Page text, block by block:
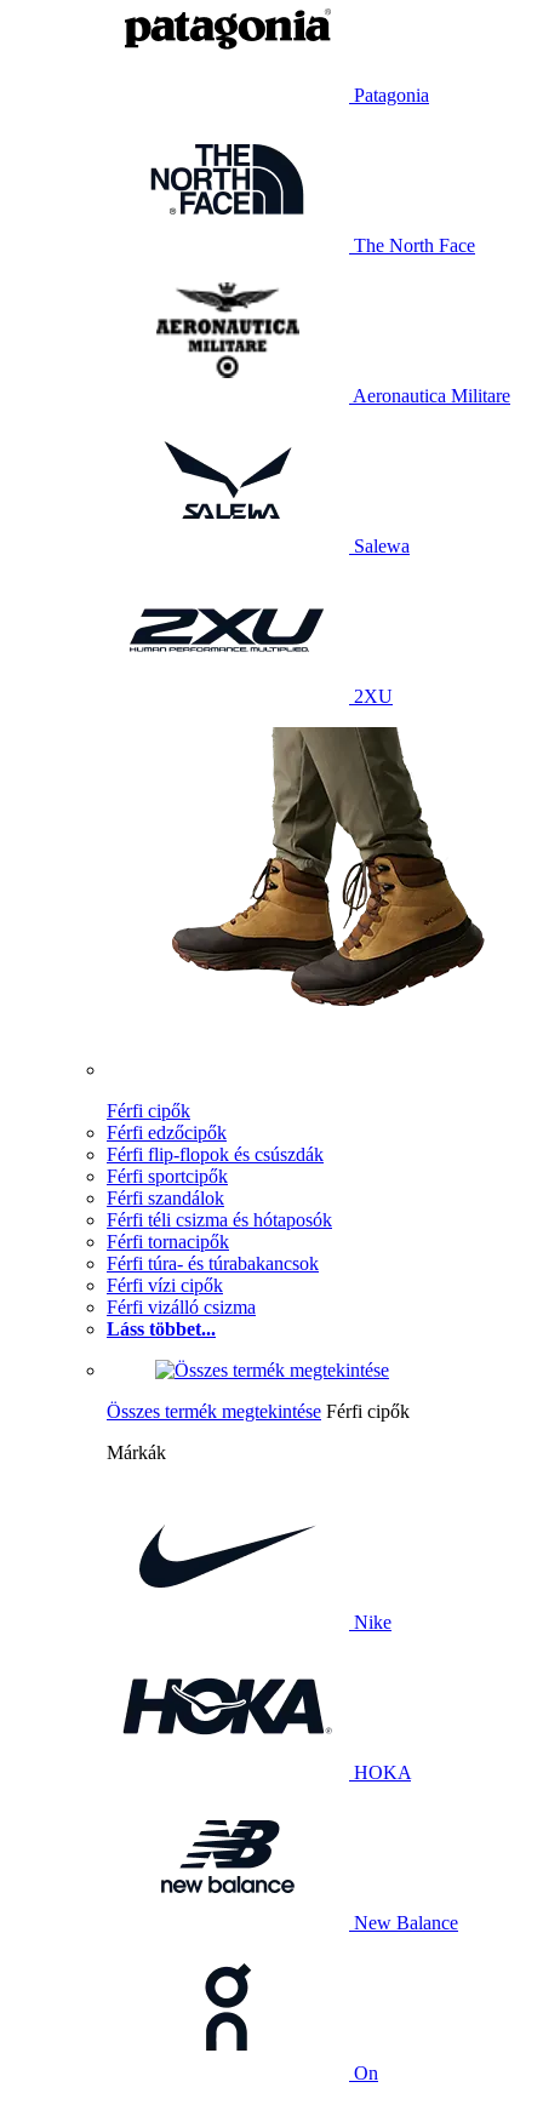
Patagonia
The North Face
Aeronautica Militare
Salewa
2XU
Férfi cipők
Férfi edzőcipők
Férfi flip-flopok és csúszdák
Férfi sportcipők
Férfi szandálok
Férfi téli csizma és hótaposók
Férfi tornacipők
Férfi túra- és túrabakancsok
Férfi vízi cipők
Férfi vizálló csizma
Láss többet...
Összes termék megtekintése Férfi cipők
Márkák
Nike
HOKA
New Balance
On